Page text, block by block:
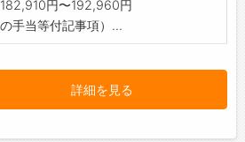
円〜192,960円
の手当等付記事項）...
詳細を見る